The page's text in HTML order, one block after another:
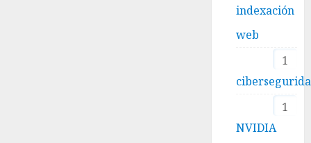
indexación
web
1
1
NVIDIA